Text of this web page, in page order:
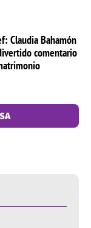
Claudia Bahamón
comentario